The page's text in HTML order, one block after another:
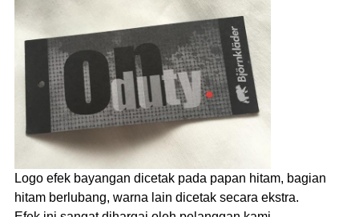
Logo efek bayangan dicetak pada papan hitam, bagian
hitam berlubang, warna lain dicetak secara ekstra.